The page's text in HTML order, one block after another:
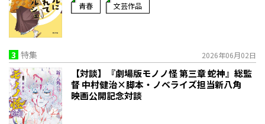
青春 文芸作品
3 特集 2026年06月02日
【対談】『劇場版モノノ怪 第三章 蛇神』総監
督 中村健治×脚本・ノベライズ担当新八角
映画公開記念対談